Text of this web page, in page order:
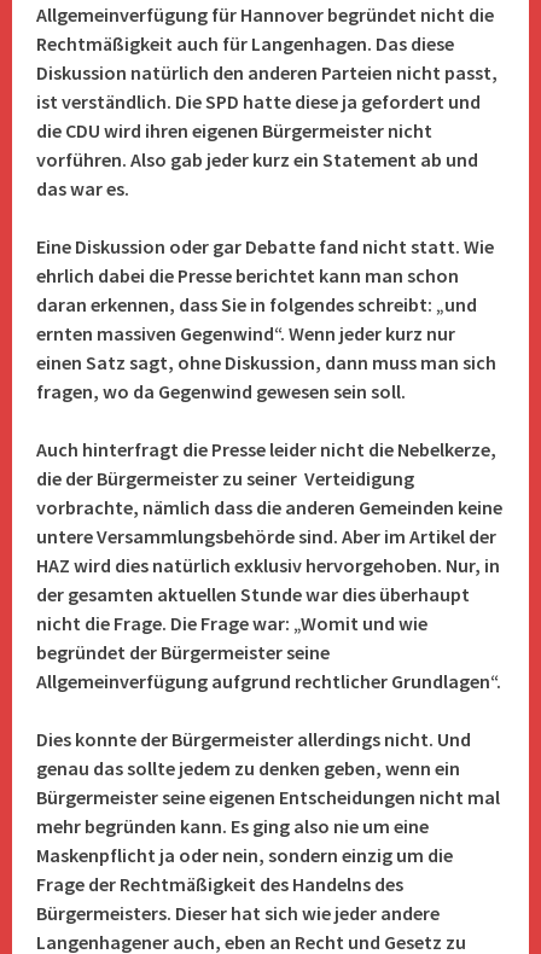
Allgemeinverfügung für Hannover begründet nicht die
Rechtmäßigkeit auch für Langenhagen. Das diese
Diskussion natürlich den anderen Parteien nicht passt,
ist verständlich. Die SPD hatte diese ja gefordert und
die CDU wird ihren eigenen Bürgermeister nicht
vorführen. Also gab jeder kurz ein Statement ab und
das war es.
Eine Diskussion oder gar Debatte fand nicht statt. Wie
ehrlich dabei die Presse berichtet kann man schon
daran erkennen, dass Sie in folgendes schreibt: „und
ernten massiven Gegenwind“. Wenn jeder kurz nur
einen Satz sagt, ohne Diskussion, dann muss man sich
fragen, wo da Gegenwind gewesen sein soll.
Auch hinterfragt die Presse leider nicht die Nebelkerze,
die der Bürgermeister zu seiner Verteidigung
vorbrachte, nämlich dass die anderen Gemeinden keine
untere Versammlungsbehörde sind. Aber im Artikel der
HAZ wird dies natürlich exklusiv hervorgehoben. Nur, in
der gesamten aktuellen Stunde war dies überhaupt
nicht die Frage. Die Frage war: „Womit und wie
begründet der Bürgermeister seine
Allgemeinverfügung aufgrund rechtlicher Grundlagen“.
Dies konnte der Bürgermeister allerdings nicht. Und
genau das sollte jedem zu denken geben, wenn ein
Bürgermeister seine eigenen Entscheidungen nicht mal
mehr begründen kann. Es ging also nie um eine
Maskenpflicht ja oder nein, sondern einzig um die
Frage der Rechtmäßigkeit des Handelns des
Bürgermeisters. Dieser hat sich wie jeder andere
Langenhagener auch, eben an Recht und Gesetz zu